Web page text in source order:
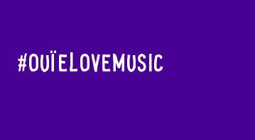
#OuïeLoveMusic